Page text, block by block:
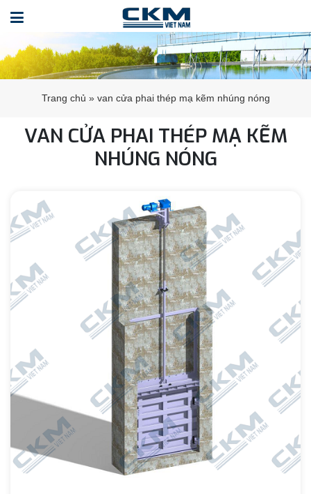
Trang chủ » van cửa phai thép mạ kẽm nhúng nóng
VAN CỬA PHAI THÉP MẠ KẼM
NHÚNG NÓNG